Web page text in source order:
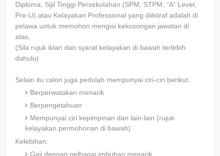
Diploma, Sijil Tinggi Persekolahan (SPM, STPM, “A” Level,
Pre-U) atau Kelayakan Professional yang diiktiraf adalah di
pelawa untuk memohon mengisi kekosongan jawatan di
atas.
(Sila rujuk iklan dan syarat kelayakan di bawah terlebih
dahulu)
Selain itu calon juga perlulah mempunyai ciri-ciri berikut:
Berperwatakan menarik
Berpengetahuan
Mempunyai ciri kepimpinan dan lain-lain (rujuk
kelayakan permohonan di bawah)
Kelebihan:
Gaji dengan pelbagai imbuhan menarik